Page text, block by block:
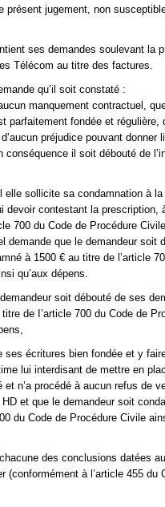
présent jugement, non
ses demandes soulevant la
Télécom au titre des factures.
qu’il soit constaté :
manquement contractuel,
parfaitement fondée et régulière,
préjudice pouvant donner
conséquence il soit débouté de
elle sollicite sa condamnation à
devoir contestant la prescription,
700 du Code de Procédure
demande que le demandeur soit
à 1500 € au titre de l’article
qu’aux dépens.
soit débouté de ses
de I’article 700 du Code de
ses écritures bien fondée et y
lui interdisant de mettre en
et n’a procédé à aucun refus de
et que le demandeur soit
du Code de Procédure Civile
des conclusions datées
(conformément à l’article 455 du